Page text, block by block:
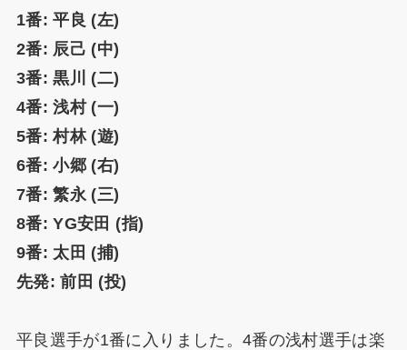
1番: 平良 (左)
2番: 辰己 (中)
3番: 黒川 (二)
4番: 浅村 (一)
5番: 村林 (遊)
6番: 小郷 (右)
7番: 繁永 (三)
8番: YG安田 (指)
9番: 太田 (捕)
先発: 前田 (投)
平良選手が1番に入りました。4番の浅村選手は楽